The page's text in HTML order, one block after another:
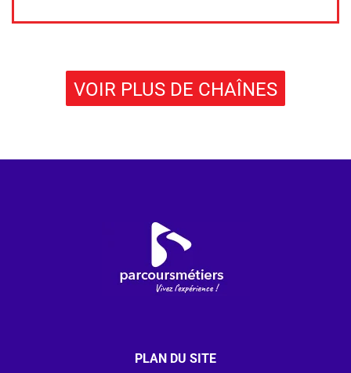
VOIR PLUS DE CHAÎNES
PLAN DU SITE